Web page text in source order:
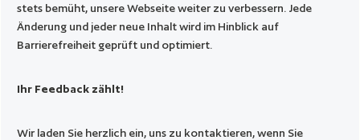
stets bemüht, unsere Webseite weiter zu verbessern. Jede
Änderung und jeder neue Inhalt wird im Hinblick auf
Barrierefreiheit geprüft und optimiert.
Ihr Feedback zählt!
Wir laden Sie herzlich ein, uns zu kontaktieren, wenn Sie